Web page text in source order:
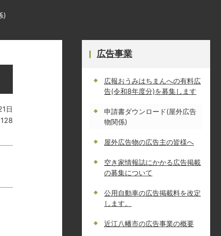
)
日
広告事業
広報おうみはちまんへの有料広
告(令和8年度分)を募集します
申請書ダウンロード(屋外広告
物関係)
屋外広告物の広告主の皆様へ
空き家情報誌にかかる広告掲載
の募集について
公用自動車の広告掲載料を改定
します。
近江八幡市の広告事業の概要